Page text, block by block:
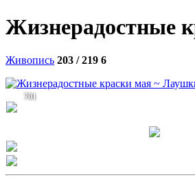
Жизнерадостные
Живопись 203 / 219 6
701